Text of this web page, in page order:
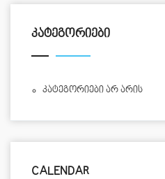
ᲙᲐᲢᲔᲒᲝᲠᲘᲔᲑᲘ
Კატეგორიები Არ Არის
CALENDAR